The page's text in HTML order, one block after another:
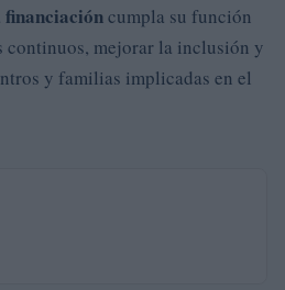
financiacióncumpla su función
continuos, mejorar la inclusión y
y familias implicadas en el